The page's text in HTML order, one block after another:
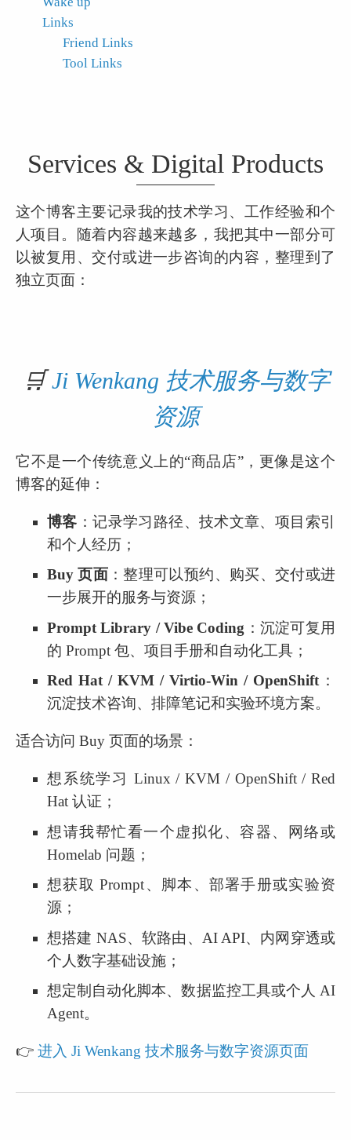
Links
Friend Links
Tool Links
Services & Digital Products
这个博客主要记录我的技术学习、工作经验和个
人项目。随着内容越来越多，我把其中一部分可
以被复用、交付或进一步咨询的内容，整理到了
独立页面：
🛒 Ji Wenkang 技术服务与数字
资源
它不是一个传统意义上的“商品店”，更像是这个
博客的延伸：
博客 ：记录学习路径、技术文章、项目索引
和个人经历；
Buy 页面 ：整理可以预约、购买、交付或进
一步展开的服务与资源；
Prompt Library / Vibe Coding ：沉淀可复用
的 Prompt 包、项目手册和自动化工具；
Red Hat / KVM / Virtio-Win / OpenShift：
沉淀技术咨询、排障笔记和实验环境方案。
适合访问 Buy 页面的场景：
想系统学习 Linux / KVM / OpenShift / Red
Hat 认证；
想请我帮忙看一个虚拟化、容器、网络或
Homelab 问题；
想获取 Prompt、脚本、部署手册或实验资
源；
想搭建 NAS、软路由、AI API、内网穿透或
个人数字基础设施；
想定制自动化脚本、数据监控工具或个人 AI
Agent。
👉 进入 Ji Wenkang 技术服务与数字资源页面